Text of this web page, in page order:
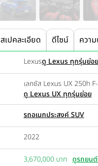
สเปคละเอียด ดีไซน์ ควา
Lexusดู Lexus ทุกรุ่นย่อย
เลกซัส Lexus UX 250h
ดู Lexus UX ทุกรุ่นย่อย
รถอเนกประสงค์ SUV
2022
3,670,000 บาท ดูรถยนต์